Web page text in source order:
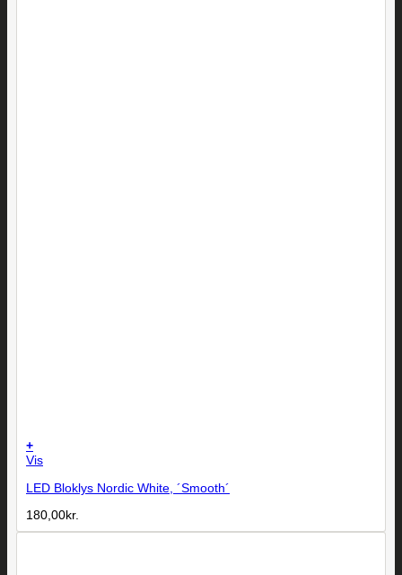
+
Vis
LED Bloklys Nordic White, ´Smooth´
180,00kr.